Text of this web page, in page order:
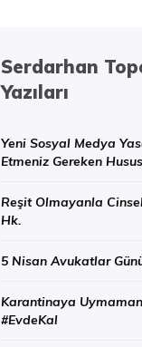
Serdarhan
Yazıları
Yeni Sosyal Medya
Etmeniz Gereken
Reşit Olmayanla
Hk.
5 Nisan Avukatlar
Karantinaya
#EvdeKal